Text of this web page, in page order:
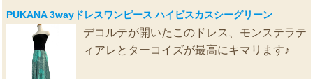
PUKANA 3wayドレスワンピース ハイビスカスシーグリーン
デコルテが開いたこのドレス、モンステラテ
ィアレとターコイズが最高にキマリます♪